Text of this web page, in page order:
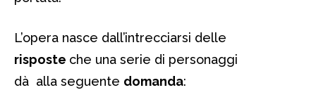
L’opera nasce dall’intrecciarsi delle
risposte che una serie di personaggi
dà alla seguente domanda: